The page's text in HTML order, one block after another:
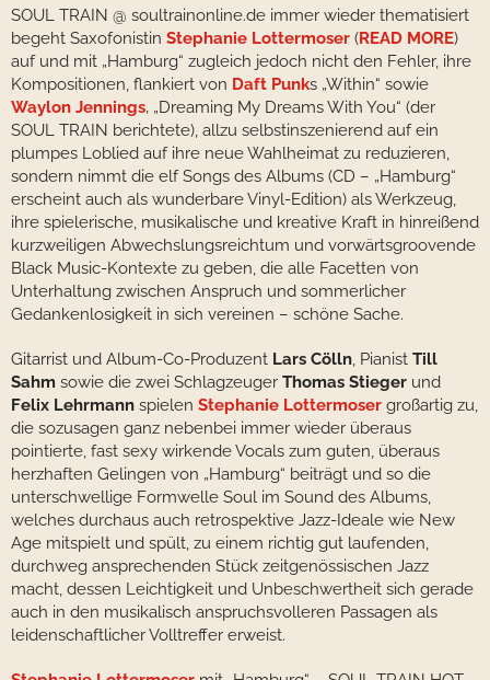
SOUL TRAIN @ soultrainonline.de immer wieder thematisiert
begeht Saxofonistin Stephanie Lottermoser (READ MORE)
auf und mit „Hamburg“ zugleich jedoch nicht den Fehler, ihre
Kompositionen, flankiert von Daft Punks „Within“ sowie
Waylon Jennings‚ „Dreaming My Dreams With You“ (der
SOUL TRAIN berichtete), allzu selbstinszenierend auf ein
plumpes Loblied auf ihre neue Wahlheimat zu reduzieren,
sondern nimmt die elf Songs des Albums (CD – „Hamburg“
erscheint auch als wunderbare Vinyl-Edition) als Werkzeug,
ihre spielerische, musikalische und kreative Kraft in hinreißend
kurzweiligen Abwechslungsreichtum und vorwärtsgroovende
Black Music-Kontexte zu geben, die alle Facetten von
Unterhaltung zwischen Anspruch und sommerlicher
Gedankenlosigkeit in sich vereinen – schöne Sache.
Gitarrist und Album-Co-Produzent Lars Cölln, Pianist Till
Sahm sowie die zwei Schlagzeuger Thomas Stieger und
Felix Lehrmann spielen Stephanie Lottermoser großartig zu,
die sozusagen ganz nebenbei immer wieder überaus
pointierte, fast sexy wirkende Vocals zum guten, überaus
herzhaften Gelingen von „Hamburg“ beiträgt und so die
unterschwellige Formwelle Soul im Sound des Albums,
welches durchaus auch retrospektive Jazz-Ideale wie New
Age mitspielt und spült, zu einem richtig gut laufenden,
durchweg ansprechenden Stück zeitgenössischen Jazz
macht, dessen Leichtigkeit und Unbeschwertheit sich gerade
auch in den musikalisch anspruchsvolleren Passagen als
leidenschaftlicher Volltreffer erweist.